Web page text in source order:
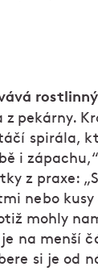
pekárny.
spirála,
i
z praxe:
nebo kusy
mohly
na menší
si je od